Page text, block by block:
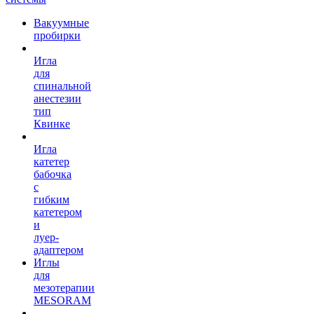
Вакуумные
пробирки
Игла
для
спинальной
анестезии
тип
Квинке
Игла
катетер
бабочка
с
гибким
катетером
и
луер-
адаптером
Иглы
для
мезотерапии
MESORAM